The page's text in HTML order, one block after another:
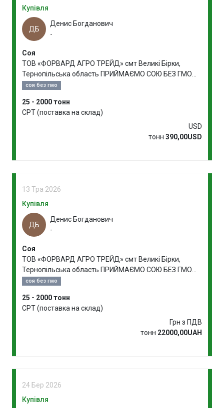
Купівля
ДБ
Денис Богданович
-
Соя
ТОВ «ФОРВАРД АГРО ТРЕЙД» смт Великі Бірки,
Тернопільська область ПРИЙМАЄМО СОЮ БЕЗ ГМО
НА ВИРОБНИЦТВО
соя без гмо
25 - 2000 тонн
CPT (поставка на склад)
USD
тонн 390,00USD
13 Тра 2026
Купівля
ДБ
Денис Богданович
-
Соя
ТОВ «ФОРВАРД АГРО ТРЕЙД» смт Великі Бірки,
Тернопільська область ПРИЙМАЄМО СОЮ БЕЗ ГМО
НА ВИРОБНИЦТВО
соя без гмо
25 - 2000 тонн
CPT (поставка на склад)
Грн з ПДВ
тонн 22000,00UAH
24 Бер 2026
Купівля